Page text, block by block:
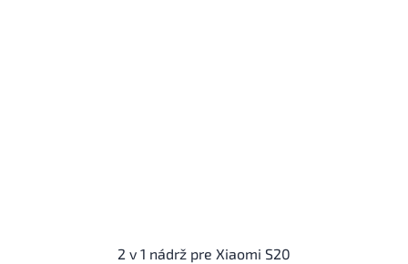
2 v 1 nádrž pre Xiaomi S20